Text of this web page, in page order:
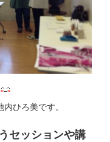
ひろ美です。
セッションや講